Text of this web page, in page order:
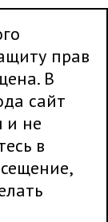
прав
В
сайт
и не
в